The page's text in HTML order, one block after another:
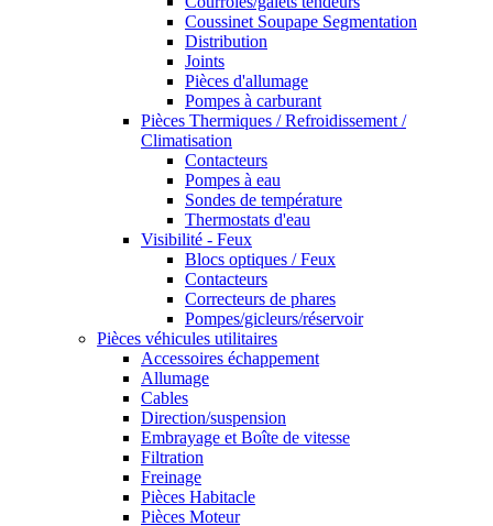
Coussinet Soupape Segmentation
Distribution
Joints
Pièces d'allumage
Pompes à carburant
Pièces Thermiques / Refroidissement /
Climatisation
Contacteurs
Pompes à eau
Sondes de température
Thermostats d'eau
Visibilité - Feux
Blocs optiques / Feux
Contacteurs
Correcteurs de phares
Pompes/gicleurs/réservoir
Pièces véhicules utilitaires
Accessoires échappement
Allumage
Cables
Direction/suspension
Embrayage et Boîte de vitesse
Filtration
Freinage
Pièces Habitacle
Pièces Moteur